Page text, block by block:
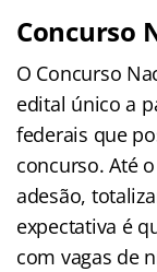
Concurso
O Concurso
edital único a
federais que
concurso. Até
adesão,
expectativa é
com vagas de